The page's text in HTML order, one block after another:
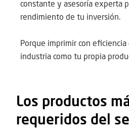
constante y asesoría experta
rendimiento de tu inversión.
Porque imprimir con
industria como tu propia
Los productos
requeridos del